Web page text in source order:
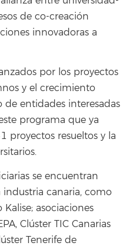
de co-creación
innovadoras a
por los proyectos
y el crecimiento
entidades interesadas
programa que ya
proyectos resueltos y la
se encuentran
industria canaria, como
Kalise; asociaciones
Clúster TIC Canarias
Tenerife de